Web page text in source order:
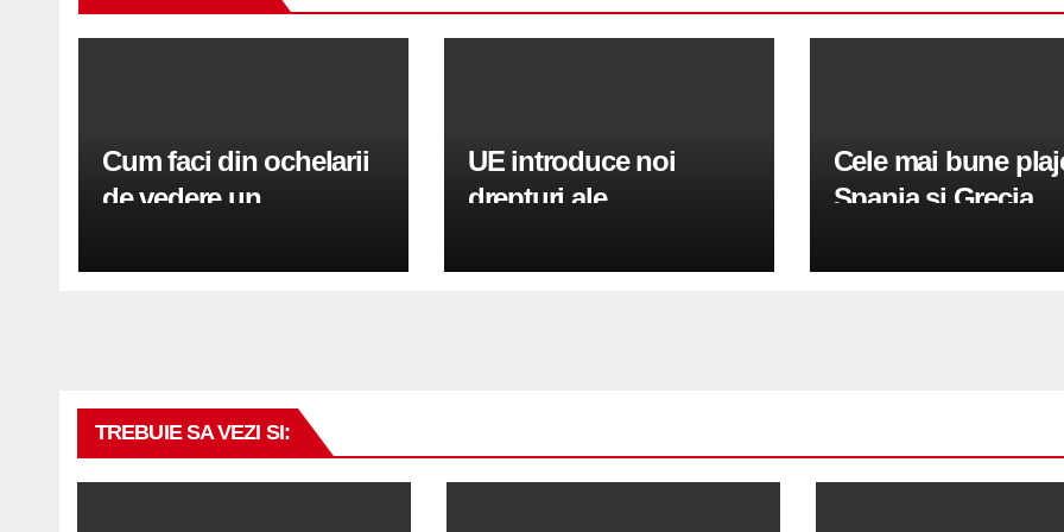
Cum faci din ochelarii
de vedere un
UE introduce noi
drepturi ale
Cele mai bune
Spania și Grecia
TREBUIE SA VEZI SI: